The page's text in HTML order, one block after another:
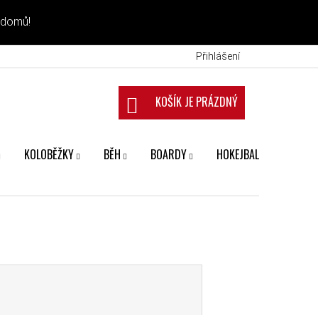
Přihlášení
NÁKUPNÍ KOŠÍK
KOLOBĚŽKY BĚH BOARDY HOKEJBAL